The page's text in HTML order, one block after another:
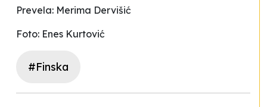
Prevela: Merima Dervišić
Foto: Enes Kurtović
#Finska